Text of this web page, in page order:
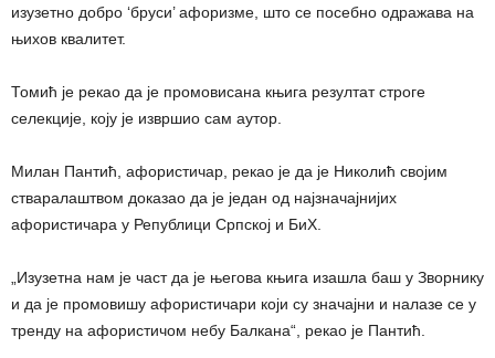
изузетно добро ‘бруси’ афоризме, што се посебно одражава на
њихов квалитет.
Томић је рекао да је промовисана књига резултат строге
селекције, коју је извршио сам аутор.
Милан Пантић, афористичар, рекао је да је Николић својим
стваралаштвом доказао да је један од најзначајнијих
афористичара у Републици Српској и БиХ.
„Изузетна нам је част да је његова књига изашла баш у Зворнику
и да је промовишу афористичари који су значајни и налазе се у
тренду на афористичом небу Балкана“, рекао је Пантић.